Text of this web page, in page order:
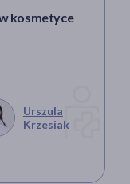
kosmetyce
Urszula
Krzesiak